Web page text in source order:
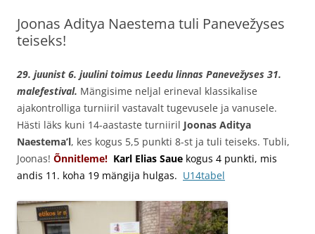
Joonas Aditya Naestema tuli Panevežyses
teiseks!
29. juunist 6. juulini toimus Leedu linnas Panevežyses 31.
malefestival. Mängisime neljal erineval klassikalise
ajakontrolliga turniiril vastavalt tugevusele ja vanusele.
Hästi läks kuni 14-aastaste turniiril Joonas Aditya
Naestema’l, kes kogus 5,5 punkti 8-st ja tuli teiseks. Tubli,
Joonas! Õnnitleme! Karl Elias Saue kogus 4 punkti, mis
andis 11. koha 19 mängija hulgas. U14tabel